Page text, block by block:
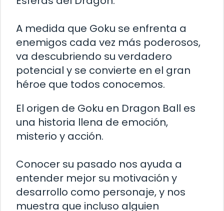
A medida que Goku se enfrenta a
enemigos cada vez más poderosos,
va descubriendo su verdadero
potencial y se convierte en el gran
héroe que todos conocemos.
El origen de Goku en Dragon Ball es
una historia llena de emoción,
misterio y acción.
Conocer su pasado nos ayuda a
entender mejor su motivación y
desarrollo como personaje, y nos
muestra que incluso alguien